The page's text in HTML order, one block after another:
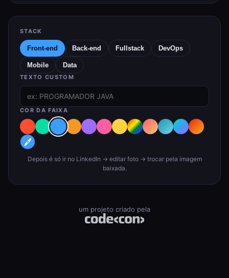
STACK
Front-end Back-end Fullstack DevOps
Mobile Data
TEXTO CUSTOM
COR DA FAIXA
Depois é só ir no LinkedIn → editar foto → trocar pela imagem
baixada.
um projeto criado pela